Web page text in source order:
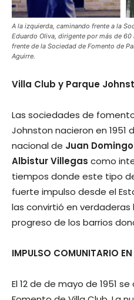
A la izquierda, caminando frente a la
Eduardo Oliva, dirigente por más de
frente de la Sociedad de Fomento de
Aguirre.
Villa Club y Parque
Las sociedades de
Johnston nacieron en 1951
nacional de Juan
Albistur Villegas como
tiempos donde este tipo
fuerte impulso desde el
las convirtió en
progreso de los barrios
IMPULSO COMUNITARIO EN
El 12 de de mayo de 1951